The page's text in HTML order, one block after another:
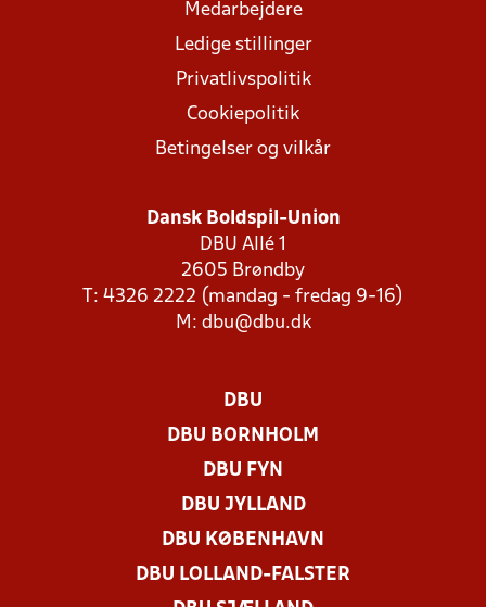
Medarbejdere
Ledige stillinger
Privatlivspolitik
Cookiepolitik
Betingelser og vilkår
Dansk Boldspil-Union
DBU Allé 1
2605 Brøndby
T: 4326 2222 (mandag - fredag 9-16)
M: dbu@dbu.dk
DBU
DBU BORNHOLM
DBU FYN
DBU JYLLAND
DBU KØBENHAVN
DBU LOLLAND-FALSTER